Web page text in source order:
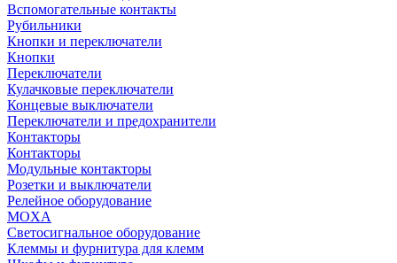
Вспомогательные контакты
Рубильники
Кнопки и переключатели
Кнопки
Переключатели
Кулачковые переключатели
Концевые выключатели
Переключатели и предохранители
Контакторы
Контакторы
Модульные контакторы
Розетки и выключатели
Релейное оборудование
MOXA
Светосигнальное оборудование
Клеммы и фурнитура для клемм